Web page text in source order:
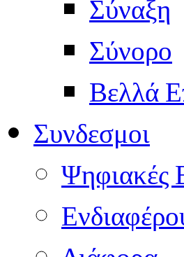
Σύναξη
Σύνορο
Βελλά
Συνδεσμοι
Ψηφιακές